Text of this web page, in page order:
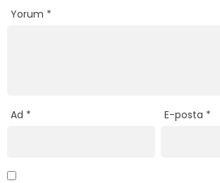
Yorum *
Ad * E-posta *